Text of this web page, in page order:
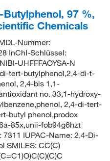
97 %,
Chemicals
Nummer:
InChI-Schlüssel:
UHFFFAOYSA-N
tert-butylphenol,2,4-di-t-
2,4-bis 1,1-
no. 33,1-hydroxy-
2,4-di-tert-
butyl phenol,prodox
85x,unii-fob94g6hzt
7311 IUPAC-Name: 2,4-Di-
SMILES: CC(C)